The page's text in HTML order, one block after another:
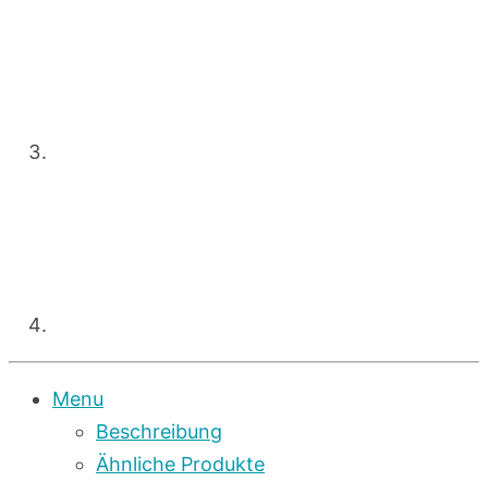
Menu
Beschreibung
Ähnliche Produkte